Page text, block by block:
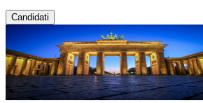
Candidati